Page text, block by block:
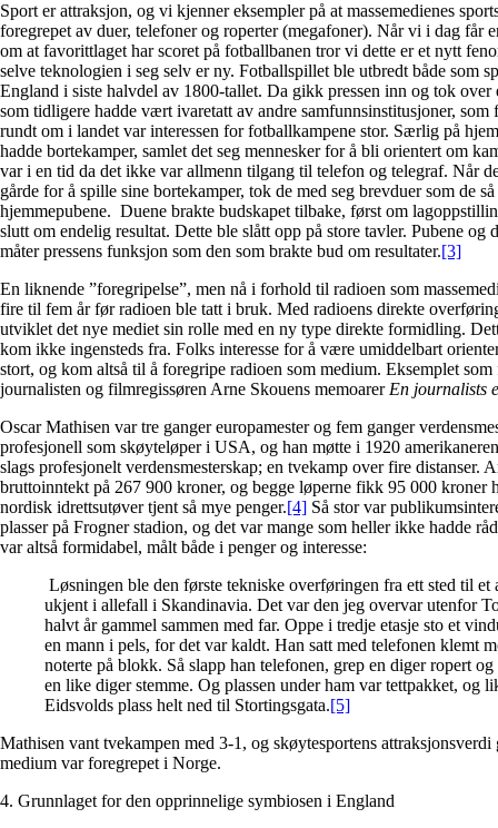
Sport er attraksjon, og vi kjenner eksempler på at massemedienes
foregrepet av duer, telefoner og roperter (megafoner). Når vi i dag får
om at favorittlaget har scoret på fotballbanen tror vi dette er et nytt
selve teknologien i seg selv er ny. Fotballspillet ble utbredt både som
England i siste halvdel av 1800-tallet. Da gikk pressen inn og tok over
som tidligere hadde vært ivaretatt av andre samfunnsinstitusjoner, som
rundt om i landet var interessen for fotballkampene stor. Særlig på
hadde bortekamper, samlet det seg mennesker for å bli orientert om
var i en tid da det ikke var allmenn tilgang til telefon og telegraf. Når
gårde for å spille sine bortekamper, tok de med seg brevduer som de
hjemmepubene. Duene brakte budskapet tilbake, først om
slutt om endelig resultat. Dette ble slått opp på store tavler. Pubene og
måter pressens funksjon som den som brakte bud om resultater.[3]
En liknende ”foregripelse”, men nå i forhold til radioen som
fire til fem år før radioen ble tatt i bruk. Med radioens direkte
utviklet det nye mediet sin rolle med en ny type direkte formidling.
kom ikke ingensteds fra. Folks interesse for å være umiddelbart
stort, og kom altså til å foregripe radioen som medium. Eksemplet
journalisten og filmregissøren Arne Skouens memoarer En journalists
Oscar Mathisen var tre ganger europamester og fem ganger
profesjonell som skøyteløper i USA, og han møtte i 1920
slags profesjonelt verdensmesterskap; en tvekamp over fire distanser.
bruttoinntekt på 267 900 kroner, og begge løperne fikk 95 000 kroner
nordisk idrettsutøver tjent så mye penger.[4] Så stor var
plasser på Frogner stadion, og det var mange som heller ikke hadde
var altså formidabel, målt både i penger og interesse:
Løsningen ble den første tekniske overføringen fra ett sted til et
ukjent i allefall i Skandinavia. Det var den jeg overvar utenfor
halvt år gammel sammen med far. Oppe i tredje etasje sto et
en mann i pels, for det var kaldt. Han satt med telefonen klemt
noterte på blokk. Så slapp han telefonen, grep en diger ropert
en like diger stemme. Og plassen under ham var tettpakket, og
Eidsvolds plass helt ned til Stortingsgata.[5]
Mathisen vant tvekampen med 3-1, og skøytesportens attraksjonsverdi
medium var foregrepet i Norge.
4. Grunnlaget for den opprinnelige symbiosen i England